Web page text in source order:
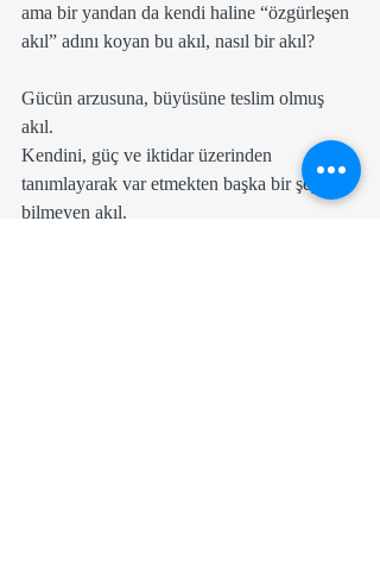
ama bir yandan da kendi haline “özgürleşen
akıl” adını koyan bu akıl, nasıl bir akıl?
Gücün arzusuna, büyüsüne teslim olmuş
akıl.
Kendini, güç ve iktidar üzerinden
tanımlayarak var etmekten başka bir şey
bilmeyen akıl.